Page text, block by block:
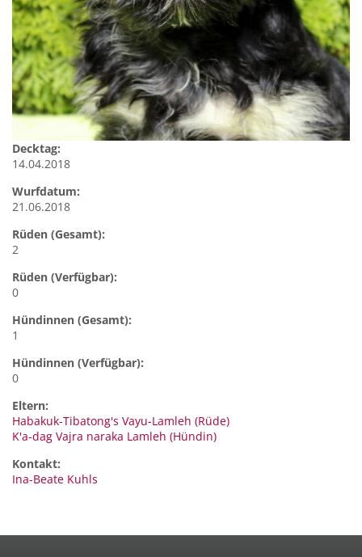
Decktag:
14.04.2018
Wurfdatum:
21.06.2018
Rüden (Gesamt):
2
Rüden (Verfügbar):
0
Hündinnen (Gesamt):
1
Hündinnen (Verfügbar):
0
Eltern:
Habakuk-Tibatong's Vayu-Lamleh (Rüde)
K'a-dag Vajra naraka Lamleh (Hündin)
Kontakt:
Ina-Beate Kuhls